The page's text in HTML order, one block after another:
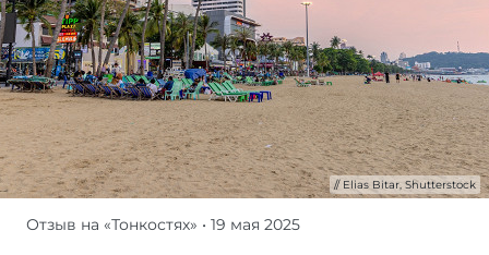
Elias Bitar, Shutterstock
В
Отзыв на «Тонкостях» • 19 мая 2025